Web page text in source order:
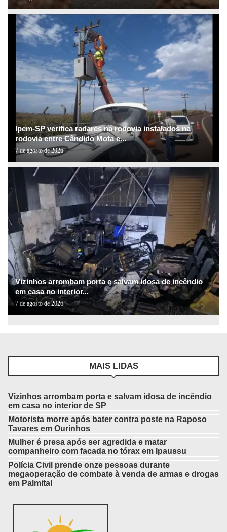
Ipem-SP verifica radares na rodovia instalados na
rodovia entre Cândido Mota e...
7 de agosto de 2026
Vizinhos arrombam porta e salvam idosa de incêndio
em casa no interior...
7 de agosto de 2026
MAIS LIDAS
Vizinhos arrombam porta e salvam idosa de incêndio
em casa no interior de SP
Motorista morre após bater contra poste na Raposo
Tavares em Ourinhos
Mulher é presa após ser agredida e matar
companheiro com facada no tórax em Ipaussu
Polícia Civil prende onze pessoas durante
megaoperação de combate à venda de armas e drogas
em Palmital